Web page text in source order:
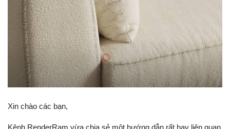
Xin chào các bạn,
Kênh RenderRam vừa chia sẻ một hướng dẫn rất hay liên quan